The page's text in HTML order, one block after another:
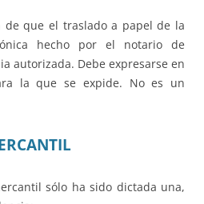
que el traslado a papel de la
hecho por el notario de
autorizada. Debe expresarse en
la que se expide. No es un
sólo ha sido dictada una,